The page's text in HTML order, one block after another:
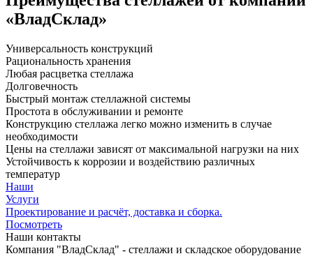
«ВладСклад»
Универсальность конструкций
Рациональность хранения
Любая расцветка стеллажа
Долговечность
Быстрый монтаж стеллажной системы
Простота в обслуживании и ремонте
Конструкцию стеллажа легко можно изменить в случае
необходимости
Цены на стеллажи зависят от максимальной нагрузки на них
Устойчивость к коррозии и воздействию различных
температур
Наши
Услуги
Проектирование и расчёт, доставка и сборка.
Посмотреть
Наши контакты
Компания "ВладСклад" - стеллажи и складское оборудование